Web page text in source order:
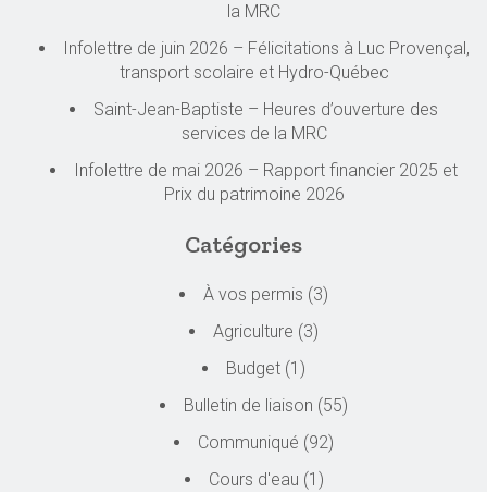
la MRC
Infolettre de juin 2026 – Félicitations à Luc Provençal,
transport scolaire et Hydro-Québec
Saint-Jean-Baptiste – Heures d’ouverture des
services de la MRC
Infolettre de mai 2026 – Rapport financier 2025 et
Prix du patrimoine 2026
Catégories
À vos permis (3)
Agriculture (3)
Budget (1)
Bulletin de liaison (55)
Communiqué (92)
Cours d'eau (1)